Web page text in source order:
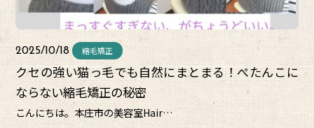
2025/10/18 縮毛矯正
クセの強い猫っ毛でも自然にまとまる！ぺたんこに
ならない縮毛矯正の秘密
こんにちは。本庄市の美容室Hair…